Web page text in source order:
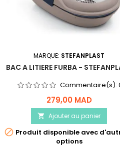
MARQUE: STEFANPLAST
BAC A LITIERE FURBA -
Commentaire(s):
279,00 MAD
 Ajouter au panier
 Produit disponible avec
options